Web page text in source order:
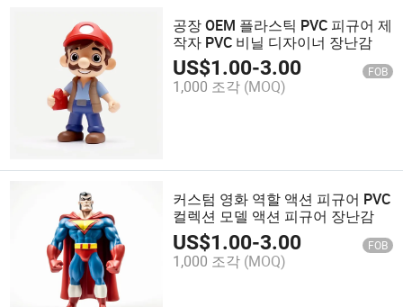
공장 OEM 플라스틱 PVC 피규어 제
작자 PVC 비닐 디자이너 장난감
US$1.00-3.00 FOB
1,000 조각 (MOQ)
커스텀 영화 역할 액션 피규어 PVC
컬렉션 모델 액션 피규어 장난감
US$1.00-3.00 FOB
1,000 조각 (MOQ)